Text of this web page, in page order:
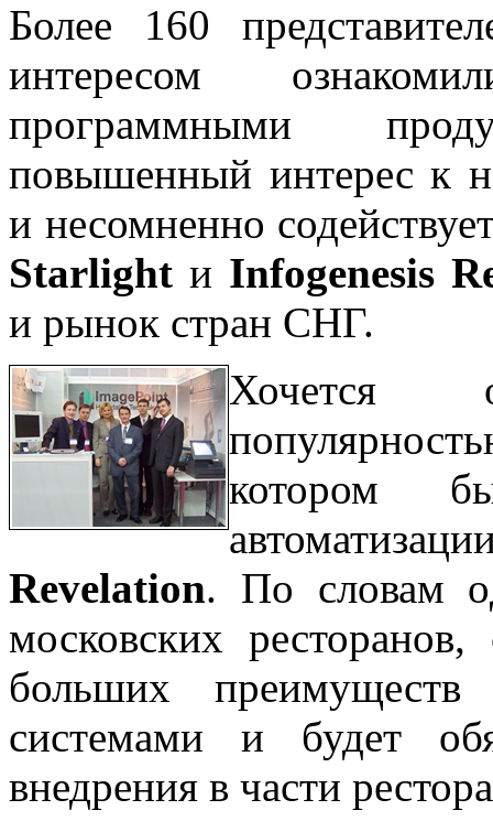
Более 160
интересом
программными
повышенный интерес к
и несомненно
Starlight и Infogenesis
и рынок стран СНГ.
Хочется
котором
Revelation. По словам
московских
больших
системами и будет
внедрения в части